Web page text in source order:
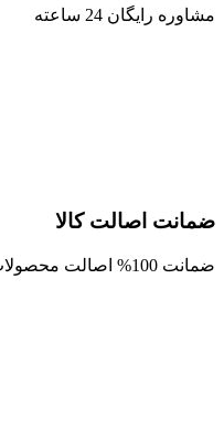
مشاوره رایگان 24 ساعته
ضمانت اصالت کالا
ضمانت 100% اصالت محصولات